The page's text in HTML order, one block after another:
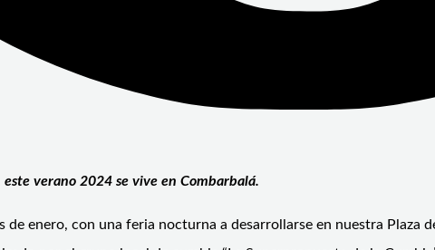
verano 2024 se vive en Combarbalá.
de enero, con una feria nocturna a desarrollarse en nuestra Plaza